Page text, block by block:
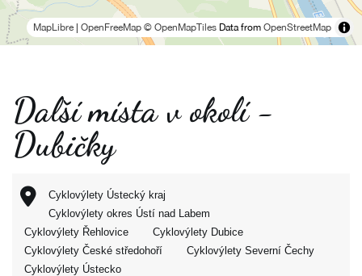
MapLibre OpenFreeMap © OpenMapTiles Data from OpenStreetMap
Další místa v okolí -
Dubičky
Cyklovýlety Ústecký kraj
Cyklovýlety okres Ústí nad Labem
Cyklovýlety Řehlovice
Cyklovýlety Dubice
Cyklovýlety České středohoří
Cyklovýlety Severní Čechy
Cyklovýlety Ústecko